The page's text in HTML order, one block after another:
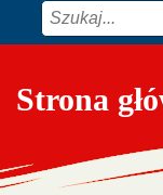
Strona